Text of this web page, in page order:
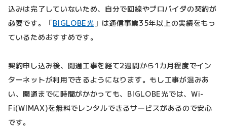
込みは完了していないため、自分で回線やプロバイダの契約が
必要です。「BIGLOBE光 」は通信事業35年以上の実績をもっ
ているためおすすめです。
契約申し込み後、開通工事を経て2週間から1カ月程度でイン
ターネットが利用できるようになります。もし工事が混みあ
い、開通までに時間がかかっても、BIGLOBE光では、Wi-
Fi(WIMAX)を無料でレンタルできるサービスがあるので安心
です。